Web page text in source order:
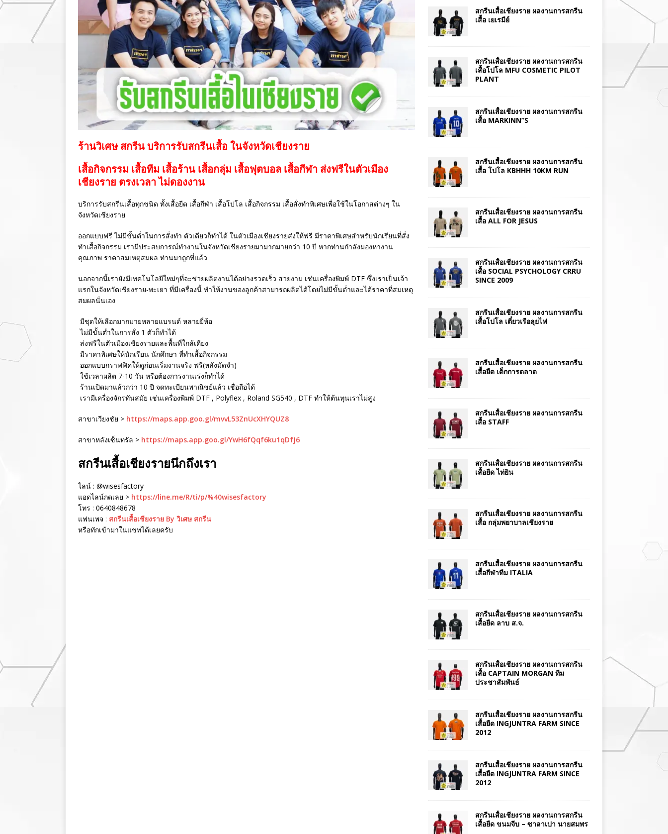
ร้านวิเศษ สกรีน บริการรับสกรีนเสื้อ ในจังหวัดเชียงราย
เสื้อกิจกรรม เสื้อทีม เสื้อร้าน เสื้อกลุ่ม เสื้อฟุตบอล เสื้อกีฬา ส่งฟรีในตัวเมือง
เชียงราย ตรงเวลา ไม่ดองงาน
บริการรับสกรีนเสื้อทุกชนิด ทั้งเสื้อยืด เสื้อกีฬา เสื้อโปโล เสื้อกิจกรรม เสื้อสั่งทำพิเศษเพื่อใช้ในโอกาสต่างๆ ใน
จังหวัดเชียงราย
ออกแบบฟรี ไม่มีขั้นต่ำในการสั่งทำ ตัวเดียวก็ทำได้ ในตัวเมืองเชียงรายส่งให้ฟรี มีราคาพิเศษสำหรับนักเรียนที่สั่ง
ทำเสื้อกิจกรรม เรามีประสบการณ์ทำงานในจังหวัดเชียงรายมามากมายกว่า 10 ปี หากท่านกำลังมองหางาน
คุณภาพ ราคาสมเหตุสมผล ท่านมาถูกที่แล้ว
นอกจากนี้เรายังมีเทคโนโลยีใหม่ๆที่จะช่วยผลิตงานได้อย่างรวดเร็ว สวยงาม เช่นเครื่องพิมพ์ DTF ซึ่งเราเป็นเจ้า
แรกในจังหวัดเชียงราย-พะเยา ที่มีเครื่องนี้ ทำให้งานของลูกค้าสามารถผลิตได้โดยไม่มีขั้นต่ำและได้ราคาที่สมเหตุ
สมผลนั่นเอง
มีชุดให้เลือกมากมายหลายแบรนด์ หลายยี่ห้อ
ไม่มีขั้นต่ำในการสั่ง 1 ตัวก็ทำได้
ส่งฟรีในตัวเมืองเชียงรายและพื้นที่ใกล้เคียง
มีราคาพิเศษให้นักเรียน นักศึกษา ที่ทำเสื้อกิจกรรม
ออกแบบกราฟฟิคให้ดูก่อนเริ่มงานจริง ฟรี(หลังมัดจำ)
ใช้เวลาผลิต 7-10 วัน หรือต้องการงานเร่งก็ทำได้
ร้านเปิดมาแล้วกว่า 10 ปี จดทะเบียนพาณิชย์แล้ว เชื่อถือได้
เรามีเครื่องจักรทันสมัย เช่นเครื่องพิมพ์ DTF , Polyflex , Roland SG540 , DTF ทำให้ต้นทุนเราไม่สูง
สาขาเวียงชัย > https://maps.app.goo.gl/mvvL53ZnUcXHYQUZ8
สาขาหลังเซ็นทรัล > https://maps.app.goo.gl/YwH6fQqf6ku1qDfJ6
สกรีนเสื้อเชียงรายนึกถึงเรา
ไลน์ : @wisesfactory
แอดไลน์กดเลย > https://line.me/R/ti/p/%40wisesfactory
โทร : 0640848678
แฟนเพจ : สกรีนเสื้อเชียงราย By วิเศษ สกรีน
หรือทักเข้ามาในแชทได้เลยครับ
สกรีนเสื้อเชียงราย ผลงานการสกรีน
เสื้อ เยเรมีย์
สกรีนเสื้อเชียงราย ผลงานการสกรีน
เสื้อโปโล MFU COSMETIC PILOT
PLANT
สกรีนเสื้อเชียงราย ผลงานการสกรีน
เสื้อ MARKINN”S
สกรีนเสื้อเชียงราย ผลงานการสกรีน
เสื้อ โปโล KBHHH 10KM RUN
สกรีนเสื้อเชียงราย ผลงานการสกรีน
เสื้อ ALL FOR JESUS
สกรีนเสื้อเชียงราย ผลงานการสกรีน
เสื้อ SOCIAL PSYCHOLOGY CRRU
SINCE 2009
สกรีนเสื้อเชียงราย ผลงานการสกรีน
เสื้อโปโล เตี๋ยวเรือลุยไฟ
สกรีนเสื้อเชียงราย ผลงานการสกรีน
เสื้อยืด เด็กการตลาด
สกรีนเสื้อเชียงราย ผลงานการสกรีน
เสื้อ STAFF
สกรีนเสื้อเชียงราย ผลงานการสกรีน
เสื้อยืด ไท่ยิน
สกรีนเสื้อเชียงราย ผลงานการสกรีน
เสื้อ กลุ่มพยาบาลเชียงราย
สกรีนเสื้อเชียงราย ผลงานการสกรีน
เสื้อกีฬาทีม ITALIA
สกรีนเสื้อเชียงราย ผลงานการสกรีน
เสื้อยืด ลาบ ส.จ.
สกรีนเสื้อเชียงราย ผลงานการสกรีน
เสื้อ CAPTAIN MORGAN ทีม
ประชาสัมพันธ์
สกรีนเสื้อเชียงราย ผลงานการสกรีน
เสื้อยืด INGJUNTRA FARM SINCE
2012
สกรีนเสื้อเชียงราย ผลงานการสกรีน
เสื้อยืด INGJUNTRA FARM SINCE
2012
สกรีนเสื้อเชียงราย ผลงานการสกรีน
เสื้อยืด ขนมจีบ – ซาลาเปา นายสมพร